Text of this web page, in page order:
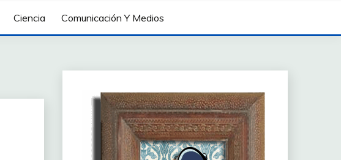
Ciencia Comunicación Y Medios